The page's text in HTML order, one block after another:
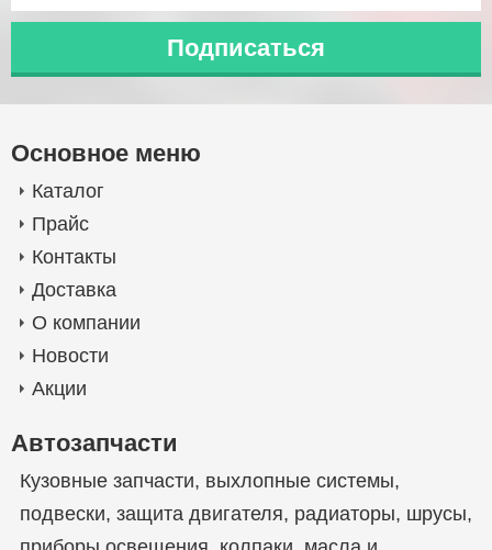
Основное меню
Каталог
Прайс
Контакты
Доставка
О компании
Новости
Акции
Автозапчасти
Кузовные запчасти, выхлопные системы,
подвески, защита двигателя, радиаторы, шрусы,